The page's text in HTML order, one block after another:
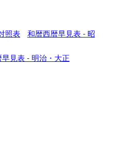
照表 和暦西暦早見表 - 昭
見表 - 明治・大正